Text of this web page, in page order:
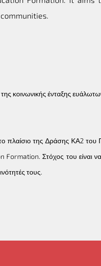
κοινωνικής ένταξης
πλαίσιο της Δράσης ΚΑ2
Στόχος του είναι να
τους.